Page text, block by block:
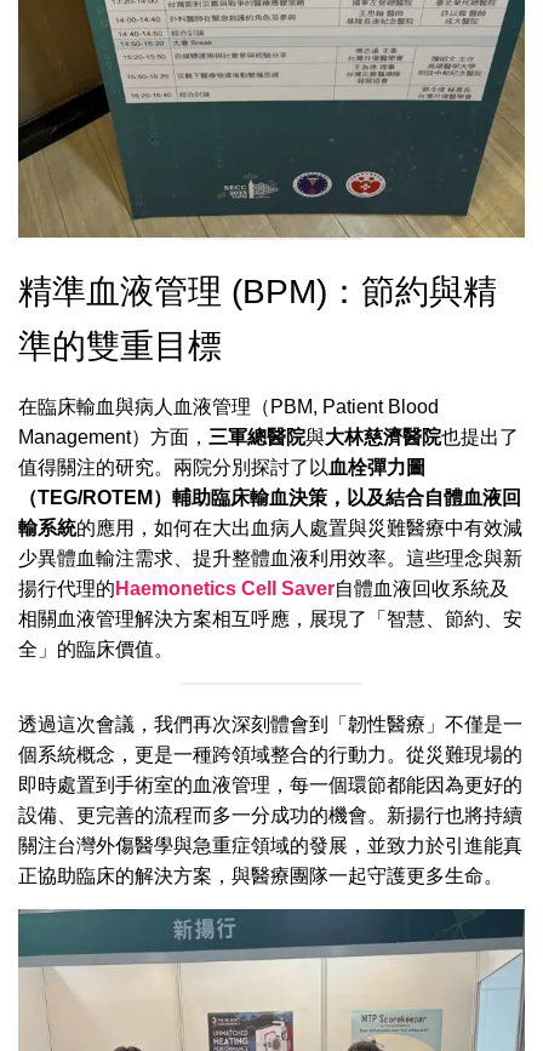
精準血液管理 (BPM)：節約與精
準的雙重目標
在臨床輸血與病人血液管理（PBM, Patient Blood
Management）方面， 三軍總醫院與大林慈濟醫院也提出了
值得關注的研究。兩院分別探討了以 血栓彈力圖
（TEG/ROTEM）輔助臨床輸血決策，以及結合自體血液回
輸系統的應用，如何在大出血病人處置與災難醫療中有效減
少異體血輸注需求、提升整體血液利用效率。這些理念與新
揚行代理的 Haemonetics Cell Saver自體血液回收系統及
相關血液管理解決方案相互呼應，展現了「智慧、節約、安
全」的臨床價值。
透過這次會議，我們再次深刻體會到「韌性醫療」不僅是一
個系統概念，更是一種跨領域整合的行動力。從災難現場的
即時處置到手術室的血液管理，每一個環節都能因為更好的
設備、更完善的流程而多一分成功的機會。新揚行也將持續
關注台灣外傷醫學與急重症領域的發展，並致力於引進能真
正協助臨床的解決方案，與醫療團隊一起守護更多生命。